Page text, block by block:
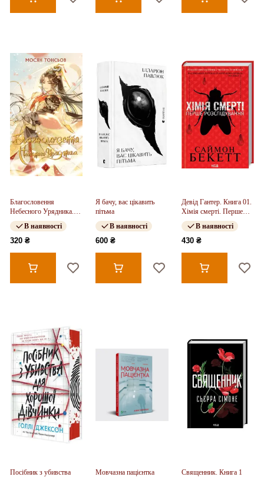
Благословення
Небесного Урядника.
Том 2
В наявності
320 ₴
Я бачу, вас цікавить
пітьма
В наявності
600 ₴
Девід Гантер. Книга 01.
Хімія смерті. Перше
розслідування
В наявності
430 ₴
Посібник з убивства
Мовчазна пацієнтка Священник. Книга 1